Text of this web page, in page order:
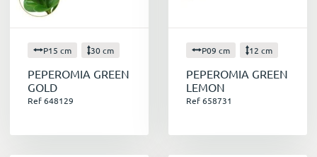
P15 cm 30 cm
PEPEROMIA GREEN
GOLD
Ref 648129
P09 cm 12 cm
PEPEROMIA GREEN
LEMON
Ref 658731